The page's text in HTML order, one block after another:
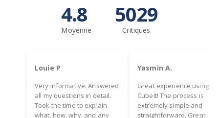
4.8
Moyenne
5029
Critiques
Louie P
Very informative. Answered
all my questions in detail.
Took the time to explain
what, how, why, and any
Yasmin A.
Great experience using
CubeIt! The process is
extremely simple and
straightforward. Great